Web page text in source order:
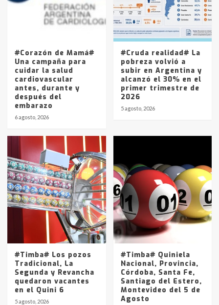
Los precios de los combustibles en
La Pampa, desde YPF hasta Axion
entre 857 a 1338 pesos
#Corazón de Mamá#
Una campaña para
cuidar la salud
cardiovascular
antes, durante y
después del
embarazo
6 agosto, 2026
#Cruda realidad# La
pobreza volvió a
subir en Argentina y
alcanzó el 30% en el
primer trimestre de
2026
5 agosto, 2026
#Timba# Los pozos
Tradicional, La
Segunda y Revancha
quedaron vacantes
en el Quini 6
5 agosto, 2026
#Timba# Quiniela
Nacional, Provincia,
Córdoba, Santa Fe,
Santiago del Estero,
Montevideo del 5 de
Agosto